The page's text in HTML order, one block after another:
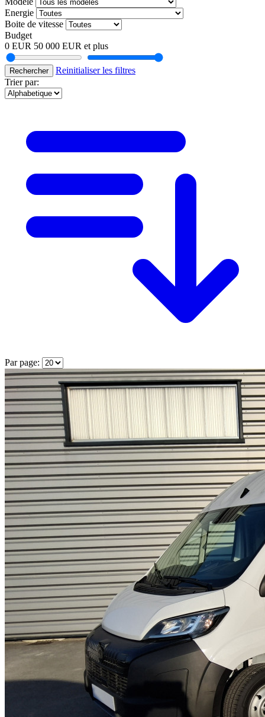
Energie
Boite de vitesse
Budget
0 EUR 50 000 EUR et plus
Rechercher
Reinitialiser les filtres
Trier par:
Par page: